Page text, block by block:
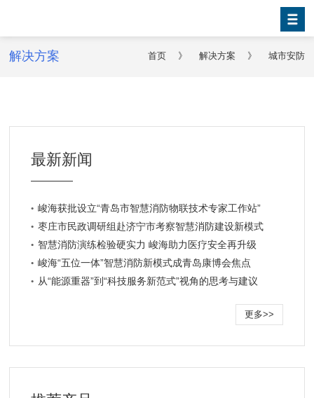
解决方案 首页》 解决方案 》 城市安防
最新新闻
峻海获批设立“青岛市智慧消防物联技术专家工作站”
枣庄市民政调研组赴济宁市考察智慧消防建设新模式
智慧消防演练检验硬实力 峻海助力医疗安全再升级
峻海“五位一体”智慧消防新模式成青岛康博会焦点
从“能源重器”到“科技服务新范式”视角的思考与建议
更多>>